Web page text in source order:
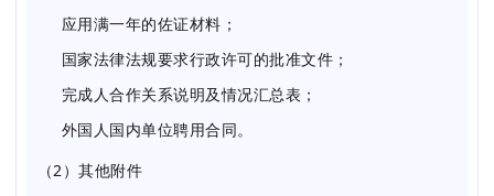
应用满一年的佐证材料；
国家法律法规要求行政许可的批准文件；
完成人合作关系说明及情况汇总表；
外国人国内单位聘用合同。
（2）其他附件